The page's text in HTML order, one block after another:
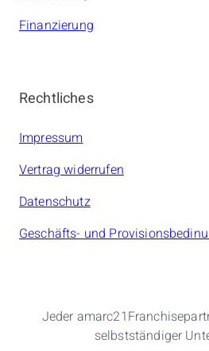
Finanzierung
Rechtliches
Impressum
Vertrag widerrufen
Datenschutz
Geschäfts- und
Jeder
selbstständiger